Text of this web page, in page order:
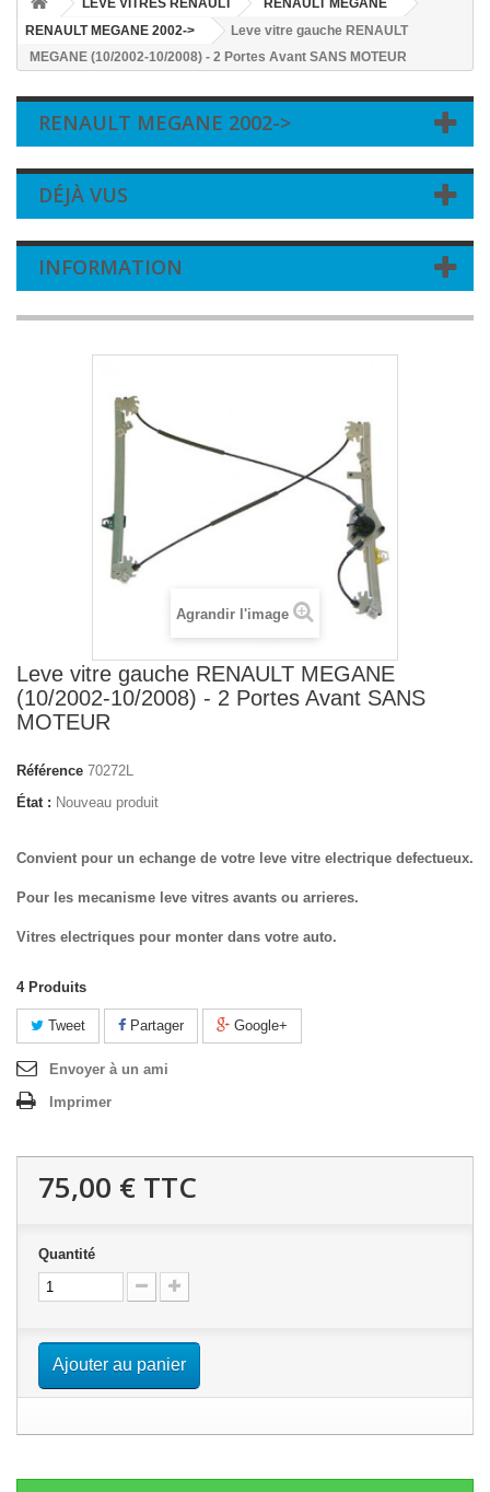
LEVE VITRES RENAULT
RENAULT MEGANE
RENAULT MEGANE 2002->
Leve vitre gauche RENAULT
MEGANE (10/2002-10/2008) - 2 Portes Avant SANS MOTEUR
RENAULT MEGANE 2002->
DÉJÀ VUS
INFORMATION
Agrandir l'image
Leve vitre gauche RENAULT MEGANE
(10/2002-10/2008) - 2 Portes Avant SANS
MOTEUR
Référence 70272L
État : Nouveau produit
Convient pour un echange de votre leve vitre electrique defectueux.
Pour les mecanisme leve vitres avants ou arrieres.
Vitres electriques pour monter dans votre auto.
4 Produits
Tweet Partager Google+
Envoyer à un ami
Imprimer
75,00 € TTC
Quantité
Ajouter au panier